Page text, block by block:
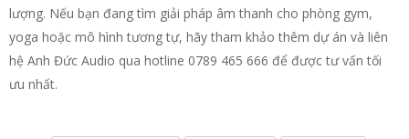
lượng. Nếu bạn đang tìm giải pháp âm thanh cho phòng gym,
yoga hoặc mô hình tương tự, hãy tham khảo thêm dự án và liên
hệ Anh Đức Audio qua hotline 0789 465 666 để được tư vấn tối
ưu nhất.